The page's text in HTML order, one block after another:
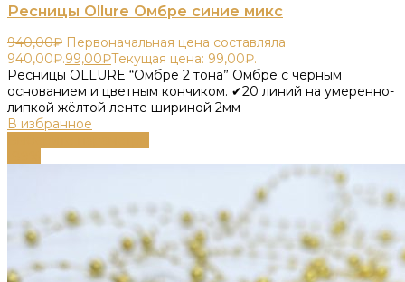
Ресницы Ollure Омбре синие микс
940,00₽ Первоначальная цена составляла
940,00₽.99,00₽Текущая цена: 99,00₽.
Ресницы OLLURE “Омбре 2 тона” Омбре с чёрным
основанием и цветным кончиком. ✔20 линий на умеренно-
липкой жёлтой ленте шириной 2мм
В избранное